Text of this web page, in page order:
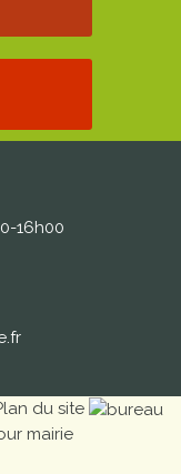
16h00
du site
mairie